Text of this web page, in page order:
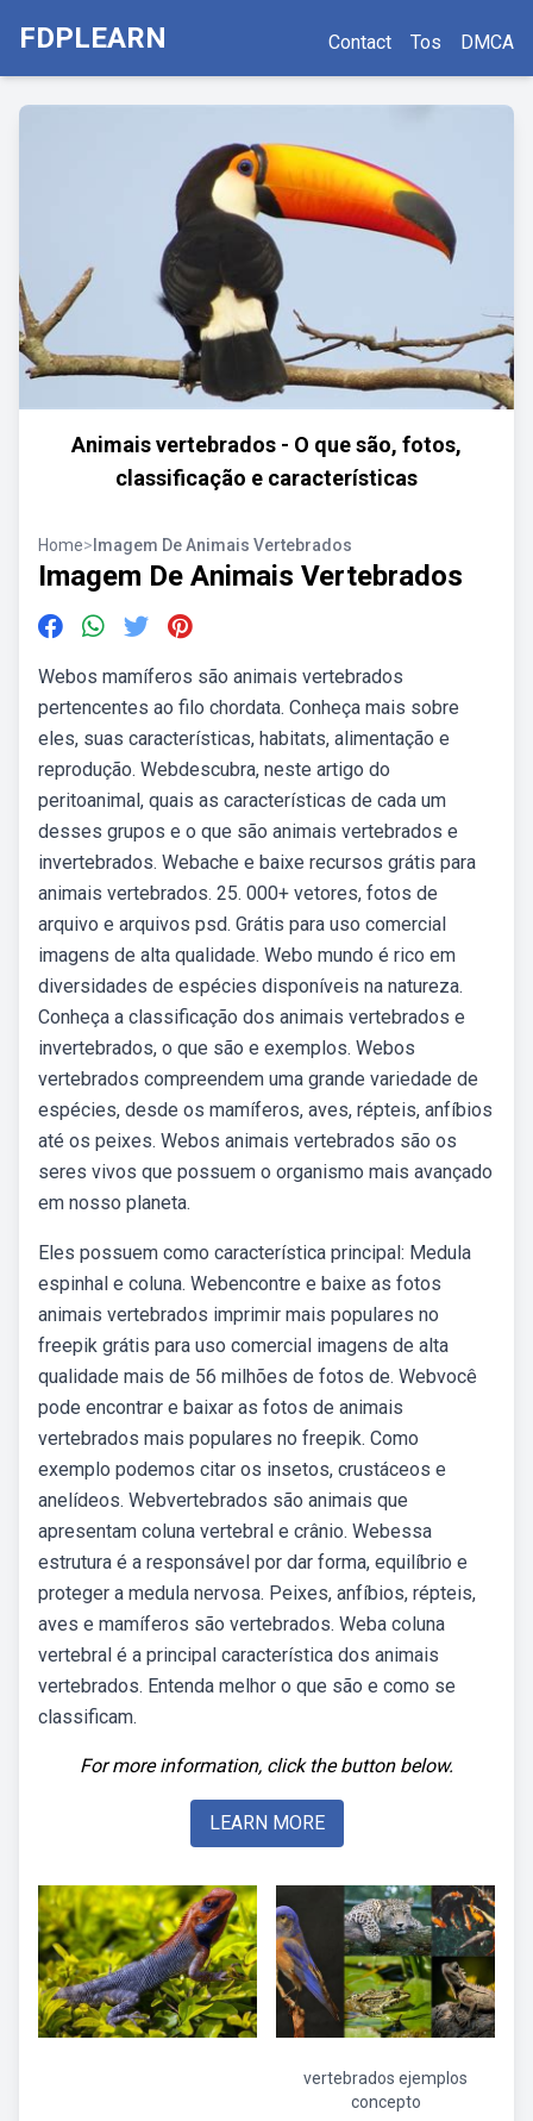
FDPLEARN Contact Tos DMCA
Animais vertebrados - O que são, fotos,
classificação e características
Home> Imagem De Animais Vertebrados
Imagem De Animais Vertebrados
Webos mamíferos são animais vertebrados
pertencentes ao filo chordata. Conheça mais sobre
eles, suas características, habitats, alimentação e
reprodução. Webdescubra, neste artigo do
peritoanimal, quais as características de cada um
desses grupos e o que são animais vertebrados e
invertebrados. Webache e baixe recursos grátis para
animais vertebrados. 25. 000+ vetores, fotos de
arquivo e arquivos psd. Grátis para uso comercial
imagens de alta qualidade. Webo mundo é rico em
diversidades de espécies disponíveis na natureza.
Conheça a classificação dos animais vertebrados e
invertebrados, o que são e exemplos. Webos
vertebrados compreendem uma grande variedade de
espécies, desde os mamíferos, aves, répteis, anfíbios
até os peixes. Webos animais vertebrados são os
seres vivos que possuem o organismo mais avançado
em nosso planeta.
Eles possuem como característica principal: Medula
espinhal e coluna. Webencontre e baixe as fotos
animais vertebrados imprimir mais populares no
freepik grátis para uso comercial imagens de alta
qualidade mais de 56 milhões de fotos de. Webvocê
pode encontrar e baixar as fotos de animais
vertebrados mais populares no freepik. Como
exemplo podemos citar os insetos, crustáceos e
anelídeos. Webvertebrados são animais que
apresentam coluna vertebral e crânio. Webessa
estrutura é a responsável por dar forma, equilíbrio e
proteger a medula nervosa. Peixes, anfíbios, répteis,
aves e mamíferos são vertebrados. Weba coluna
vertebral é a principal característica dos animais
vertebrados. Entenda melhor o que são e como se
classificam.
For more information, click the button below.
LEARN MORE
vertebrados ejemplos
concepto